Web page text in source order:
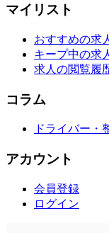
マイリスト
おすすめの求
キープ中の求
求人の閲覧履
コラム
ドライバー・
アカウント
会員登録
ログイン